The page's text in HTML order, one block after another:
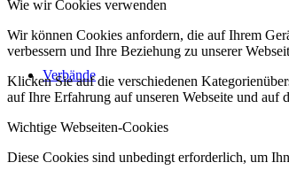
Verbände
Wie wir Cookies verwenden
Wir können Cookies anfordern, die auf Ihrem
verbessern und Ihre Beziehung zu unserer
Klicken Sie auf die verschiedenen
auf Ihre Erfahrung auf unseren Webseite und auf
Wichtige Webseiten-Cookies
Diese Cookies sind unbedingt erforderlich, um